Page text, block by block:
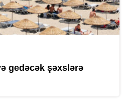
gedəcək şəxslərə